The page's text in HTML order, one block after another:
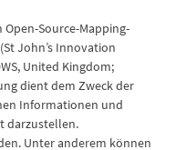
Source-Mapping-
John’s Innovation
United Kingdom;
dient dem Zweck der
Informationen und
darzustellen.
Unter anderem können